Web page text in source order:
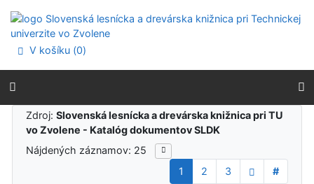
Prejsť na menu
Prehlásenie o webovej prístupnosti
V košíku (0)
Výsledky vyhľadávania
Zdroj:Slovenská lesnícka a drevárska knižnica pri TU
vo Zvolene - Katalóg dokumentov SLDK
Nájdených záznamov: 25
1
2 3
#